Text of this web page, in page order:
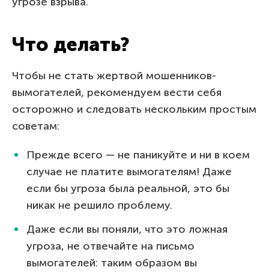
Что делать?
Чтобы не стать жертвой мошенников-
вымогателей, рекомендуем вести себя
осторожно и следовать нескольким простым
советам:
Прежде всего — не паникуйте и ни в коем
случае не платите вымогателям! Даже
если бы угроза была реальной, это бы
никак не решило проблему.
Даже если вы поняли, что это ложная
угроза, не отвечайте на письмо
вымогателей: таким образом вы